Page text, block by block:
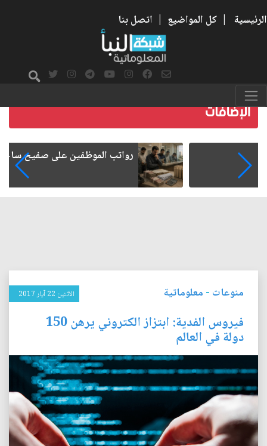
الرئيسية | كل المواضيع | اتصل بنا
رواتب الموظفين على صفيح ساخن
منوعات - معلوماتية الأثنين 22 آيار 2017
فيروس الفدية: ابتزاز الكتروني يرهن 150
دولة في العالم